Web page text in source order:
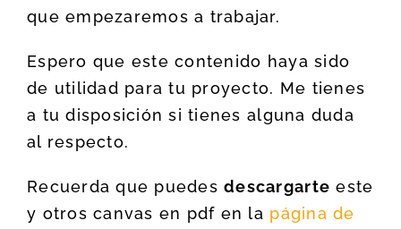
que empezaremos a trabajar.
Espero que este contenido haya sido
de utilidad para tu proyecto. Me tienes
a tu disposición si tienes alguna duda
al respecto.
Recuerda que puedesdescargarte este
y otros canvas en pdf en la página de